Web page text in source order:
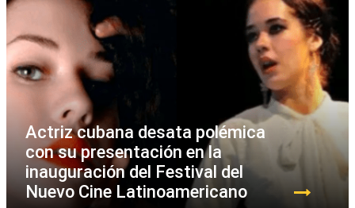
Actriz cubana desata polémica
con su presentación en la
inauguración del Festival del
Nuevo Cine Latinoamericano